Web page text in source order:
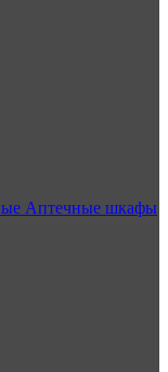
Аптечные шкафы